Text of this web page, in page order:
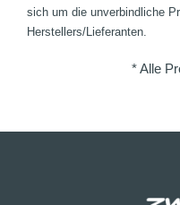
sich um die unverbindliche
Herstellers/Lieferanten.
* Alle